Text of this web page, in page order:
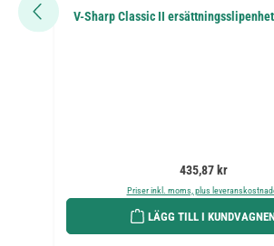
V-Sharp Classic II
Ordinarie pris:
435,87 kr
Priser inkl. moms, plus
LÄGG TILL I